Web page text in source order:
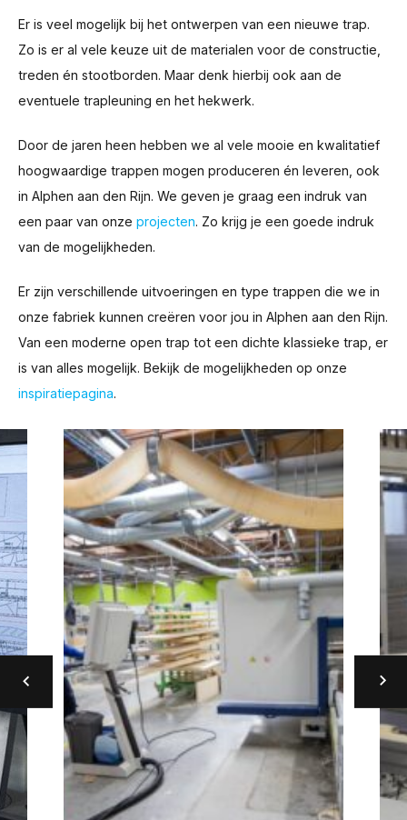
Er is veel mogelijk bij het ontwerpen van een nieuwe trap.
Zo is er al vele keuze uit de materialen voor de constructie,
treden én stootborden. Maar denk hierbij ook aan de
eventuele trapleuning en het hekwerk.
Door de jaren heen hebben we al vele mooie en kwalitatief
hoogwaardige trappen mogen produceren én leveren, ook
in Alphen aan den Rijn. We geven je graag een indruk van
een paar van onze projecten. Zo krijg je een goede indruk
van de mogelijkheden.
Er zijn verschillende uitvoeringen en type trappen die we in
onze fabriek kunnen creëren voor jou in Alphen aan den Rijn.
Van een moderne open trap tot een dichte klassieke trap, er
is van alles mogelijk. Bekijk de mogelijkheden op onze
inspiratiepagina.